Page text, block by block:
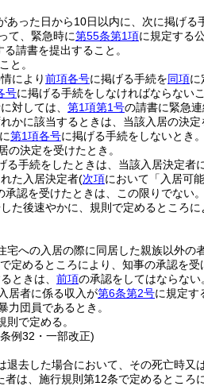
あった日から10日以内に、次に掲げる
て、緊急時に第55条第1項に規定する
請書を提出すること。
と。
により前項各号に掲げる手続を同項に
号に掲げる手続をしなければならない
対しては、 第1項第1号の請書に緊急
かに該当するときは、当該入居の決定
第1項各号に掲げる手続をしないとき。
の決定を受けたとき。
る手続をしたときは、当該入居決定者
た入居決定者(次項において「入居可
認を受けたときは、この限りでない。
た後速やかに、規則で定めるところ
宅への入居の際に同居した親族以外の
定めるところにより、知事の承認を受
ときは、 前項の承認をしてはならない
居者に係る収入が第6条第2号に規定す
力団員であるとき。
で定める。
例32・一部改正)
退去した場合において、その死亡時
は、施行規則第12条で定めるところ